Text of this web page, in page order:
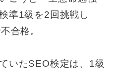
準1級を2回挑戦し
合格。
いたSEO検定は、1級